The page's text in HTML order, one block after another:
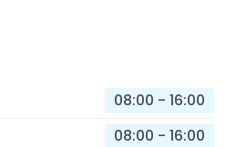
08:00 - 16:00
08:00 - 16:00